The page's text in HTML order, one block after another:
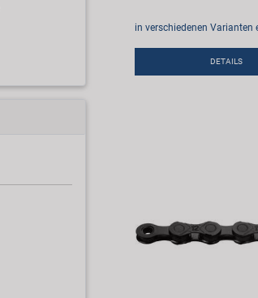
in verschiedenen Varianten
DETAILS